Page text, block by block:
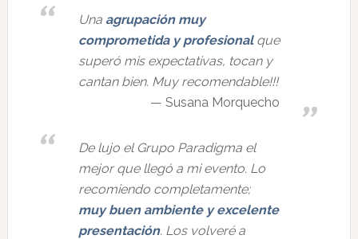
Una agrupación muy
comprometida y profesionalque
superó mis expectativas, tocan y
cantan bien. Muy recomendable!!!
Susana Morquecho
De lujo el Grupo Paradigma el
mejor que llegó a mi evento. Lo
recomiendo completamente;
muy buen ambiente y excelente
presentación. Los volveré a